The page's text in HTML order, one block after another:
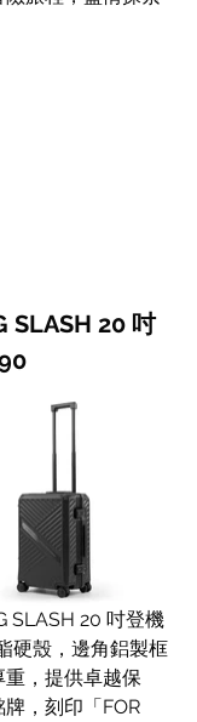
SLASH 20 吋
SLASH 20 吋登機
硬殼，邊角鋁製框
，提供卓越保
，刻印「FOR